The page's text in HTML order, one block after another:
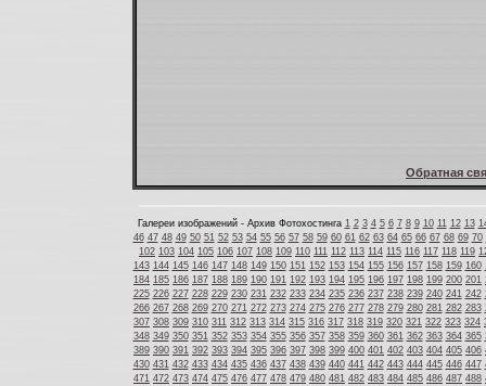
Обратная
Галереи изображений - Архив Фотохостинга 1 2 3 4 5 6 7 8 9 10 11 12 13
46 47 48 49 50 51 52 53 54 55 56 57 58 59 60 61 62 63 64 65 66 67 68 69 70
102 103 104 105 106 107 108 109 110 111 112 113 114 115 116 117 118 119
143 144 145 146 147 148 149 150 151 152 153 154 155 156 157 158 159 160
184 185 186 187 188 189 190 191 192 193 194 195 196 197 198 199 200 201
225 226 227 228 229 230 231 232 233 234 235 236 237 238 239 240 241 242
266 267 268 269 270 271 272 273 274 275 276 277 278 279 280 281 282 283
307 308 309 310 311 312 313 314 315 316 317 318 319 320 321 322 323 324
348 349 350 351 352 353 354 355 356 357 358 359 360 361 362 363 364 365
389 390 391 392 393 394 395 396 397 398 399 400 401 402 403 404 405 406
430 431 432 433 434 435 436 437 438 439 440 441 442 443 444 445 446 447
471 472 473 474 475 476 477 478 479 480 481 482 483 484 485 486 487 488